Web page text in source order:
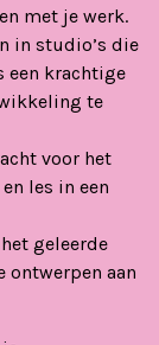
met je werk.
in studio’s die
een krachtige
te
voor het
les in een
geleerde
ontwerpen aan